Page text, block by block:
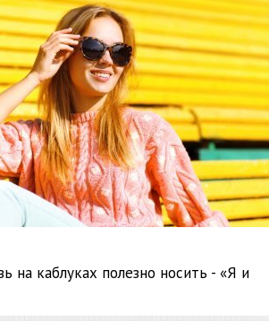
на каблуках полезно носить - «Я и